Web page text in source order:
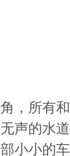
所有和
声的水
小小的